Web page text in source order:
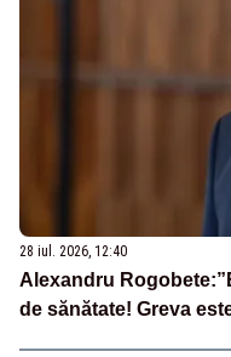
28 iul. 2026, 12:40
Alexandru
de sănătate! Greva